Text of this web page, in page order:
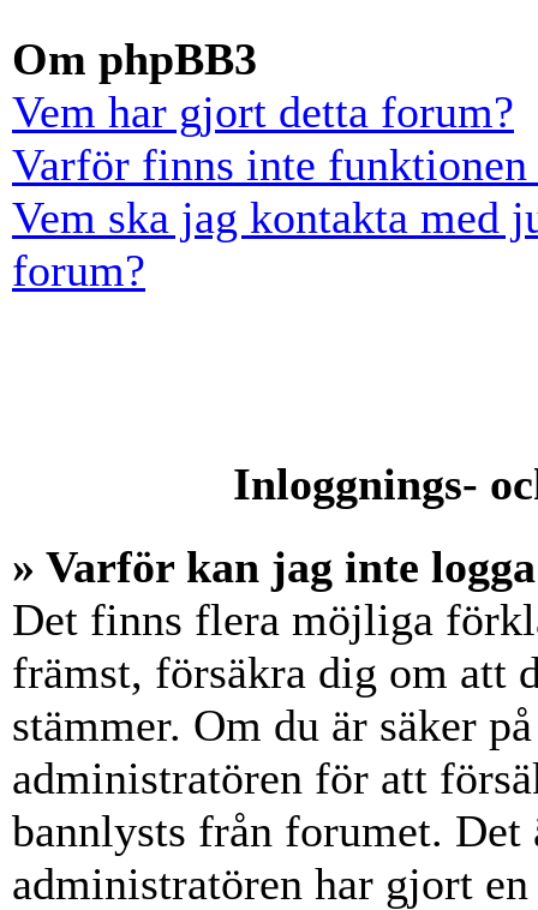
Om phpBB3
Vem har gjort detta forum?
Varför finns inte funktionen
Vem ska jag kontakta med
forum?
Inloggnings-
» Varför kan jag inte
Det finns flera möjliga
främst, försäkra dig om att
stämmer. Om du är säker
administratören för att
bannlysts från forumet.
administratören har gjort